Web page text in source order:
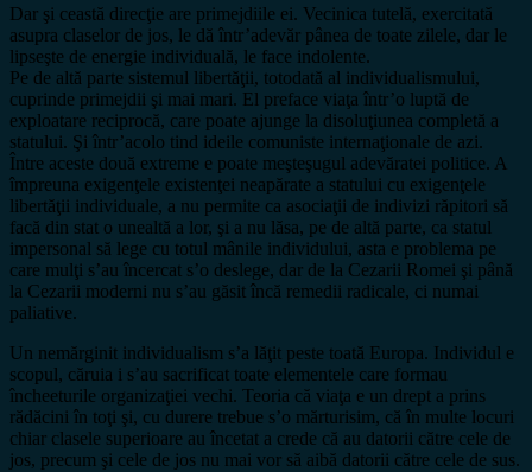
Dar şi ceastă direcţie are primejdiile ei. Vecinica tutelă, exercitată
asupra claselor de jos, le dă într’adevăr pânea de toate zilele, dar le
lipseşte de energie individuală, le face indolente.
Pe de altă parte sistemul libertăţii, totodată al individualismului,
cuprinde primejdii şi mai mari. El preface viaţa într’o luptă de
exploatare reciprocă, care poate ajunge la disoluţiunea completă a
statului. Şi într’acolo tind ideile comuniste internaţionale de azi.
Între aceste două extreme e poate meşteşugul adevăratei politice. A
împreuna exigenţele existenţei neapărate a statului cu exigenţele
libertăţii individuale, a nu permite ca asociaţii de indivizi răpitori să
facă din stat o unealtă a lor, şi a nu lăsa, pe de altă parte, ca statul
impersonal să lege cu totul mânile individului, asta e problema pe
care mulţi s’au încercat s’o deslege, dar de la Cezarii Romei şi până
la Cezarii moderni nu s’au găsit încă remedii radicale, ci numai
paliative.
Un nemărginit individualism s’a lăţit peste toată Europa. Individul e
scopul, căruia i s’au sacrificat toate elementele care formau
încheeturile organizaţiei vechi. Teoria că viaţa e un drept a prins
rădăcini în toţi şi, cu durere trebue s’o mărturisim, că în multe locuri
chiar clasele superioare au încetat a crede că au datorii către cele de
jos, precum şi cele de jos nu mai vor să aibă datorii către cele de sus.